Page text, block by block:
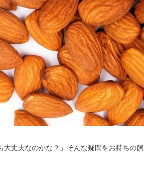
大丈夫なのかな？」そんな疑問をお持ちの飼